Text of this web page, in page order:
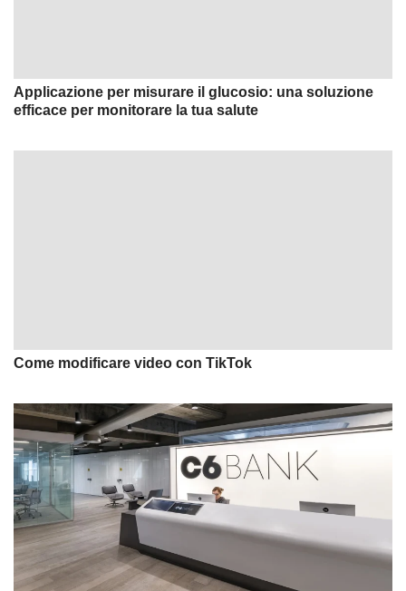
Applicazione per misurare il glucosio: una soluzione
efficace per monitorare la tua salute
Come modificare video con TikTok